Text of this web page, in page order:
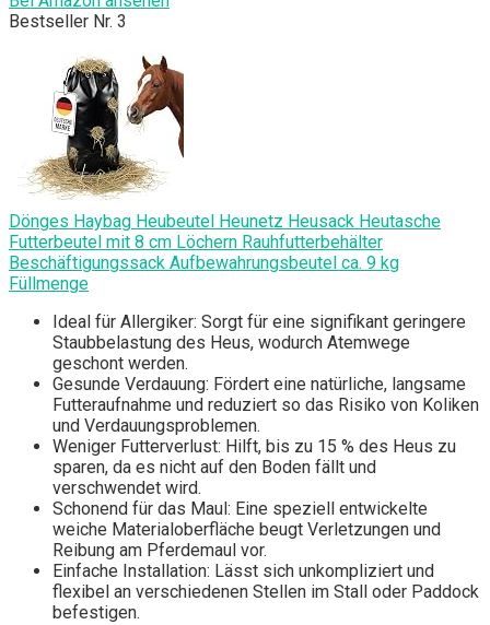
Bestseller Nr. 3
Dönges Haybag Heubeutel Heunetz Heusack Heutasche
Futterbeutel mit 8 cm Löchern Rauhfutterbehälter
Beschäftigungssack Aufbewahrungsbeutel ca. 9 kg
Füllmenge
Ideal für Allergiker: Sorgt für eine signifikant geringere
Staubbelastung des Heus, wodurch Atemwege
geschont werden.
Gesunde Verdauung: Fördert eine natürliche, langsame
Futteraufnahme und reduziert so das Risiko von Koliken
und Verdauungsproblemen.
Weniger Futterverlust: Hilft, bis zu 15 % des Heus zu
sparen, da es nicht auf den Boden fällt und
verschwendet wird.
Schonend für das Maul: Eine speziell entwickelte
weiche Materialoberfläche beugt Verletzungen und
Reibung am Pferdemaul vor.
Einfache Installation: Lässt sich unkompliziert und
flexibel an verschiedenen Stellen im Stall oder Paddock
befestigen.